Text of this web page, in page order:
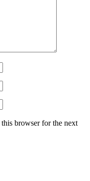
browser for the next